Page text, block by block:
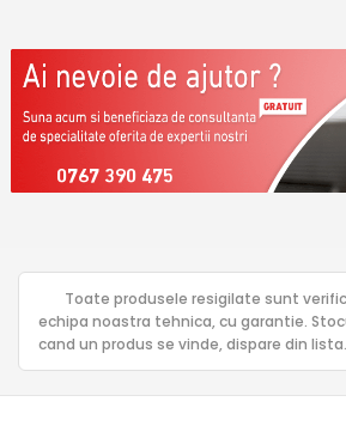
0767 390 475
Toate produsele resigilate sunt
echipa noastra tehnica, cu garantie.
cand un produs se vinde, dispare din lista.